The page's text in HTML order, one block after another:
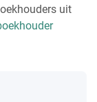
uit